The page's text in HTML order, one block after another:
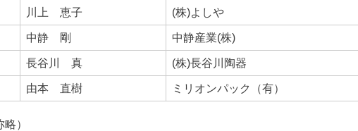
川上 恵子 (株)よしや
中静 剛 中静産業(株)
長谷川 真 (株)長谷川陶器
由本 直樹 ミリオンパック（有）
）